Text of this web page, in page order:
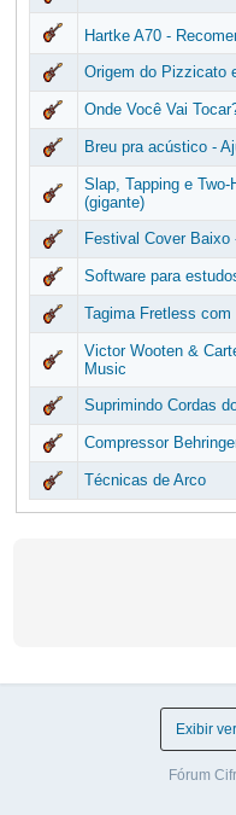
Hartke A70 -
Origem do Pizzicato
Onde Você Vai
Breu pra acústico -
Slap, Tapping e
(gigante)
Festival Cover
Software para
Tagima Fretless com
Victor Wooten &
Music
Suprimindo Cordas
Compressor
Técnicas de Arco
Exibir
Fórum